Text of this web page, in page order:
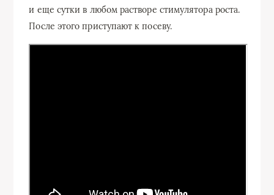
и еще сутки в любом растворе стимулятора роста.
После этого приступают к посеву.